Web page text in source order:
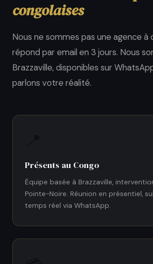
congolaises
Nous ne sommes pas une agence à
répond par email en 3 jours. Nous
Brazzaville, disponibles sur
parlons votre réalité.
Présents au Congo
Équipe basée à Brazzaville,
Pointe-Noire. Réunion en présentiel,
temps réel via WhatsApp.